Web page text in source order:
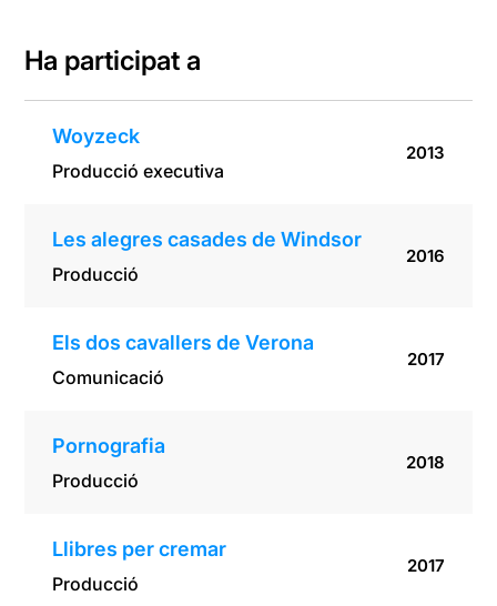
Ha participat a
Woyzeck
Producció executiva
2013
Les alegres casades de Windsor
Producció
2016
Els dos cavallers de Verona
Comunicació
2017
Pornografia
Producció
2018
Llibres per cremar
Producció
2017